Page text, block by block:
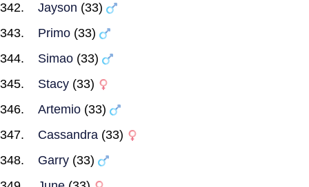
Jayson (33)
Primo (33)
Simao (33)
Stacy (33)
Artemio (33)
Cassandra (33)
Garry (33)